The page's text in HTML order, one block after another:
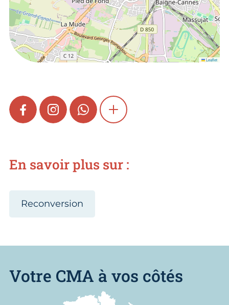
Leaflet
FACEBOOKINSTAGRAMWHATSAPPSHOW MORE
En savoir plus sur :
Reconversion
Votre CMA à vos côtés